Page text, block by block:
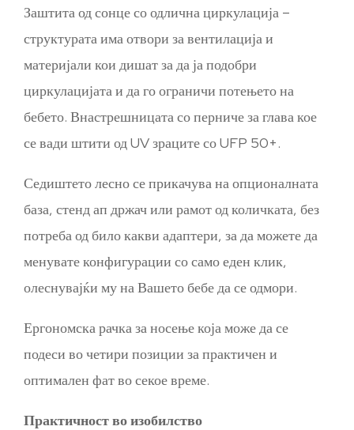
Заштита од сонце со одлична циркулација –
структурата има отвори за вентилација и
материјали кои дишат за да ја подобри
циркулацијата и да го ограничи потењето на
бебето. Внастрешницата со перниче за глава кое
се вади штити од UV зраците со UFP 50+.
Седиштето лесно се прикачува на опционалната
база, стенд ап држач или рамот од количката, без
потреба од било какви адаптери, за да можете да
менувате конфигурации со само еден клик,
олеснувајќи му на Вашето бебе да се одмори.
Ергономска рачка за носење која може да се
подеси во четири позиции за практичен и
оптимален фат во секое време.
Практичност во изобилство